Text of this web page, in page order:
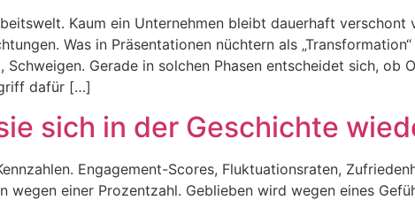
Kaum ein Unternehmen bleibt dauerhaft verschont
Was in Präsentationen nüchtern als
Gerade in solchen Phasen entscheidet sich, ob
dafür […]
sich in der Geschichte
Engagement-Scores, Fluktuationsraten,
einer Prozentzahl. Geblieben wird wegen eines